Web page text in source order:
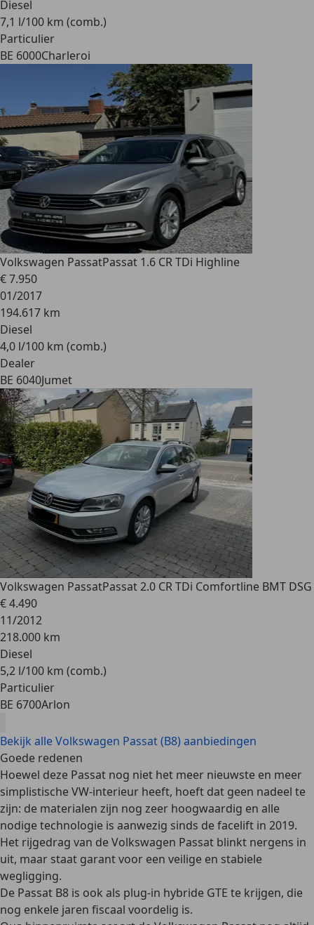
Diesel
7,1 l/100 km (comb.)
Particulier
BE 6000Charleroi
Volkswagen PassatPassat 1.6 CR TDi Highline
€ 7.950
01/2017
194.617 km
Diesel
4,0 l/100 km (comb.)
Dealer
BE 6040Jumet
Volkswagen PassatPassat 2.0 CR TDi Comfortline BMT DSG
€ 4.490
11/2012
218.000 km
Diesel
5,2 l/100 km (comb.)
Particulier
BE 6700Arlon
Bekijk alle Volkswagen Passat (B8) aanbiedingen
Goede redenen
Hoewel deze Passat nog niet het meer nieuwste en meer
simplistische VW-interieur heeft, hoeft dat geen nadeel te
zijn: de materialen zijn nog zeer hoogwaardig en alle
nodige technologie is aanwezig sinds de facelift in 2019.
Het rijgedrag van de Volkswagen Passat blinkt nergens in
uit, maar staat garant voor een veilige en stabiele
wegligging.
De Passat B8 is ook als plug-in hybride GTE te krijgen, die
nog enkele jaren fiscaal voordelig is.